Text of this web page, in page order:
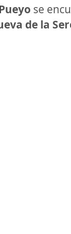
se
de la